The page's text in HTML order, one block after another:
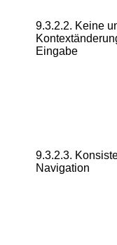
9.3.2.2. Keine
Eingabe
9.3.2.3.
Navigation